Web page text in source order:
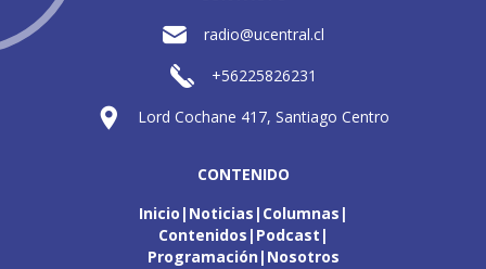
radio@ucentral.cl
+56225826231
Lord Cochane 417, Santiago Centro
CONTENIDO
Inicio Noticias Columnas
Contenidos Podcast
Programación Nosotros